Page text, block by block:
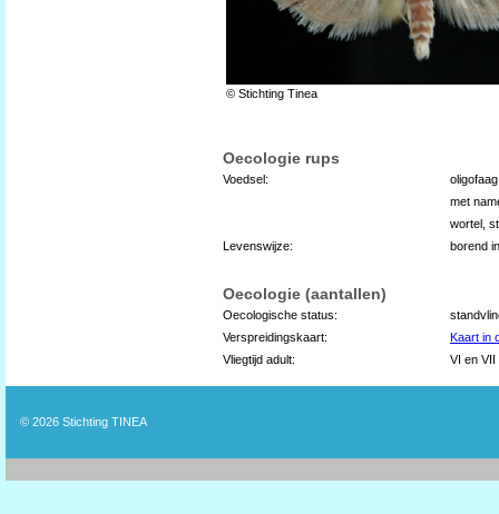
© Stichting Tinea
Oecologie rups
Voedsel:
met
wortel,
Levenswijze:
borend
Oecologie (aantallen)
Oecologische status:
Verspreidingskaart:
Kaart in
Vliegtijd adult:
VI en VII
© 2026 Stichting TINEA